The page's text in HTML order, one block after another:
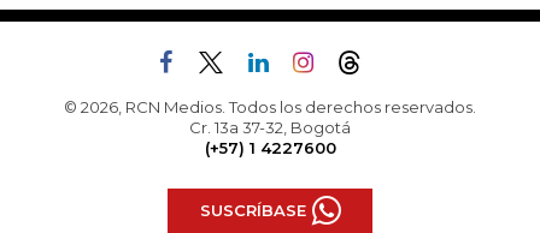
© 2026, RCN Medios. Todos los derechos reservados.
Cr. 13a 37-32, Bogotá
(+57) 1 4227600
SUSCRÍBASE